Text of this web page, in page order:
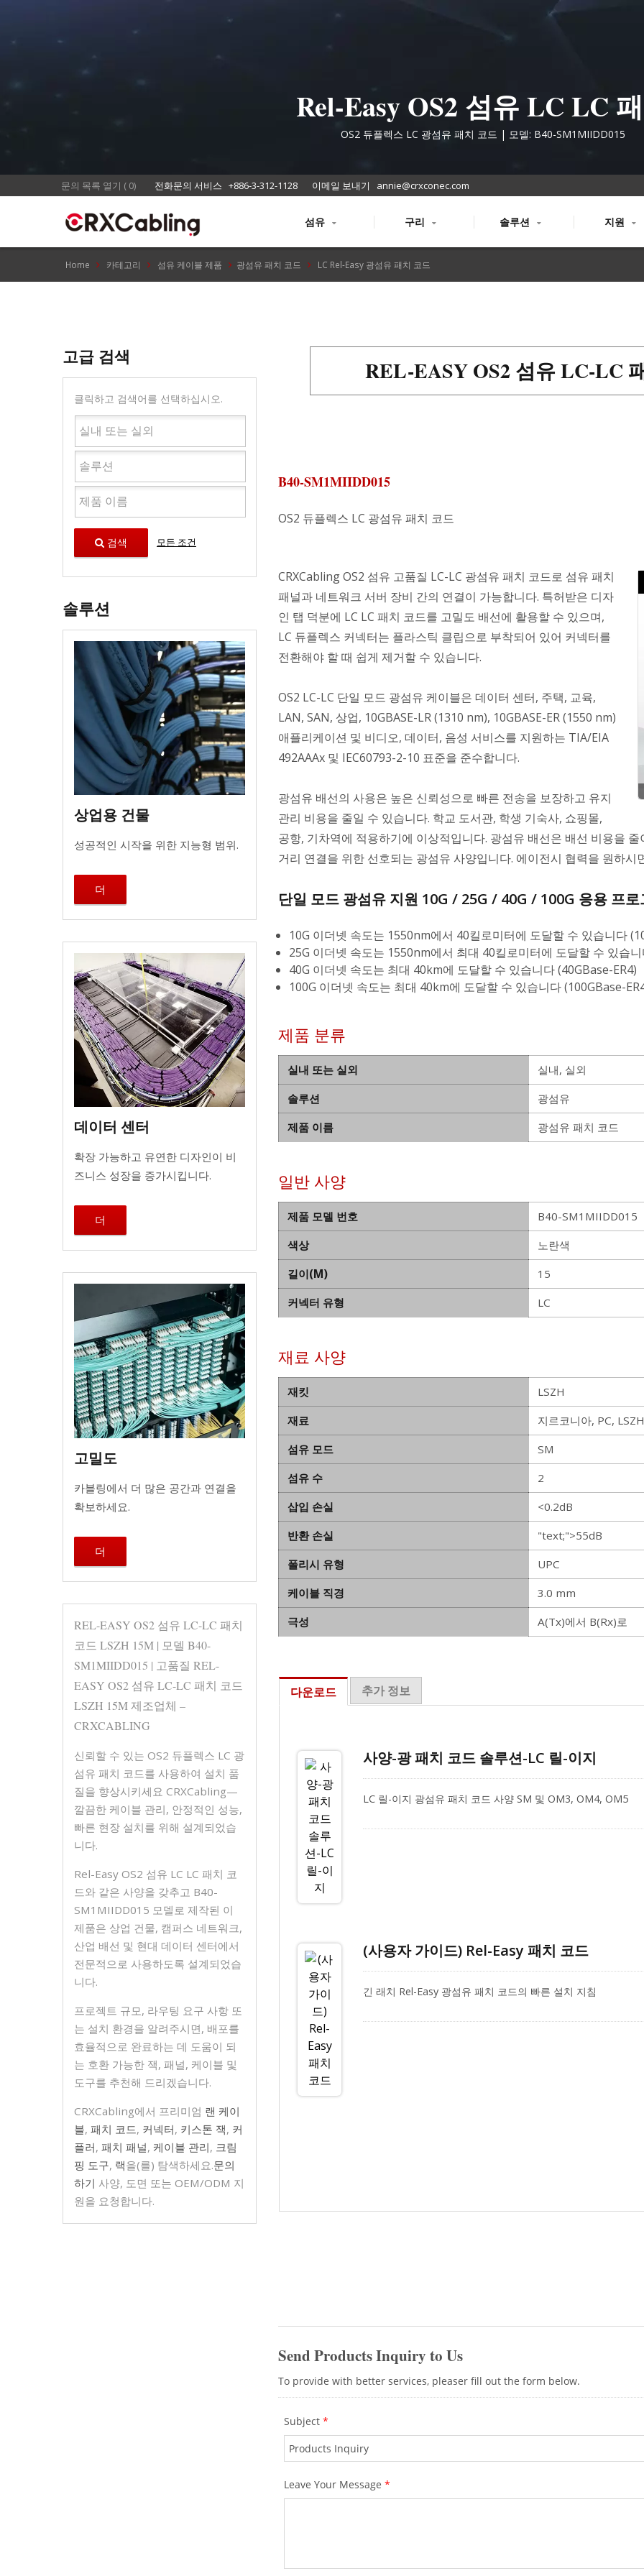
Rel-Easy OS2 섬유 LC LC
코드
OS2 듀플렉스 LC 광섬유 패치 코드 | 모델: B40-SM1MIIDD015
문의 목록 열기 ( 0) 전화문의 서비스 +886-3-312-1128 이메일 보내기 annie@crxconec.com
섬유 구리 솔루션 지원
Home 카테고리 섬유 케이블 제품 광섬유 패치 코드 LC Rel-Easy 광섬유 패치 코드
고급 검색
클릭하고 검색어를 선택하십시오.
검색 모든 조건
솔루션
상업용 건물
성공적인 시작을 위한 지능형 범위.
더
데이터 센터
확장 가능하고 유연한 디자인이 비
즈니스 성장을 증가시킵니다.
더
고밀도
카블링에서 더 많은 공간과 연결을
확보하세요.
더
REL-EASY OS2 섬유 LC-LC 패치
코드 LSZH 15M | 모델 B40-
SM1MIIDD015 | 고품질 REL-
EASY OS2 섬유 LC-LC 패치 코드
LSZH 15M 제조업체 –
CRXCABLING
신뢰할 수 있는 OS2 듀플렉스 LC 광
섬유 패치 코드를 사용하여 설치 품
질을 향상시키세요 CRXCabling—
깔끔한 케이블 관리, 안정적인 성능,
빠른 현장 설치를 위해 설계되었습
니다.
Rel-Easy OS2 섬유 LC LC 패치 코
드와 같은 사양을 갖추고 B40-
SM1MIIDD015 모델로 제작된 이
제품은 상업 건물, 캠퍼스 네트워크,
산업 배선 및 현대 데이터 센터에서
전문적으로 사용하도록 설계되었습
니다.
프로젝트 규모, 라우팅 요구 사항 또
는 설치 환경을 알려주시면, 배포를
효율적으로 완료하는 데 도움이 되
는 호환 가능한 잭, 패널, 케이블 및
도구를 추천해 드리겠습니다.
CRXCabling에서 프리미엄 랜 케이
블, 패치 코드, 커넥터, 키스톤 잭, 커
플러, 패치 패널, 케이블 관리, 크림
핑 도구, 랙을(를) 탐색하세요.문의
하기 사양, 도면 또는 OEM/ODM 지
원을 요청합니다.
REL-EASY OS2 섬유 LC-LC
B40-SM1MIIDD015
OS2 듀플렉스 LC 광섬유 패치 코드
CRXCabling OS2 섬유 고품질 LC-LC 광섬유 패치 코드로 섬유 패치
패널과 네트워크 서버 장비 간의 연결이 가능합니다. 특허받은 디자
인 탭 덕분에 LC LC 패치 코드를 고밀도 배선에 활용할 수 있으며,
LC 듀플렉스 커넥터는 플라스틱 클립으로 부착되어 있어 커넥터를
전환해야 할 때 쉽게 제거할 수 있습니다.
OS2 LC-LC 단일 모드 광섬유 케이블은 데이터 센터, 주택, 교육,
LAN, SAN, 상업, 10GBASE-LR (1310 nm), 10GBASE-ER (1550 nm)
애플리케이션 및 비디오, 데이터, 음성 서비스를 지원하는 TIA/EIA
492AAAx 및 IEC60793-2-10 표준을 준수합니다.
광섬유 배선의 사용은 높은 신뢰성으로 빠른 전송을 보장하고 유지
관리 비용을 줄일 수 있습니다. 학교 도서관, 학생 기숙사, 쇼핑몰,
공항, 기차역에 적용하기에 이상적입니다. 광섬유 배선은 배선 비용을
거리 연결을 위한 선호되는 광섬유 사양입니다. 에이전시 협력을 원하시
단일 모드 광섬유 지원 10G / 25G / 40G / 100G 응용 프로
10G 이더넷 속도는 1550nm에서 40킬로미터에 도달할 수 있습니다
25G 이더넷 속도는 1550nm에서 최대 40킬로미터에 도달할 수 있습
40G 이더넷 속도는 최대 40km에 도달할 수 있습니다 (40GBase-ER4)
100G 이더넷 속도는 최대 40km에 도달할 수 있습니다 (100GBase-
제품 분류
실내 또는 실외
실내, 실외
솔루션
광섬유
제품 이름
광섬유 패치 코드
일반 사양
제품 모델 번호
B40-SM1MIIDD015
색상
노란색
길이(M)
15
커넥터 유형
LC
재료 사양
재킷
LSZH
재료
지르코니아, PC, LSZH
섬유 모드
SM
섬유 수
2
삽입 손실
<0.2dB
반환 손실
"text;">55dB
폴리시 유형
UPC
케이블 직경
3.0 mm
극성
A(Tx)에서 B(Rx)로
다운로드 추가 정보
사양-광 패치 코드 솔루션-LC 릴-이지
LC 릴-이지 광섬유 패치 코드 사양 SM 및 OM3, OM4, OM5
(사용자 가이드) Rel-Easy 패치 코드
긴 래치 Rel-Easy 광섬유 패치 코드의 빠른 설치 지침